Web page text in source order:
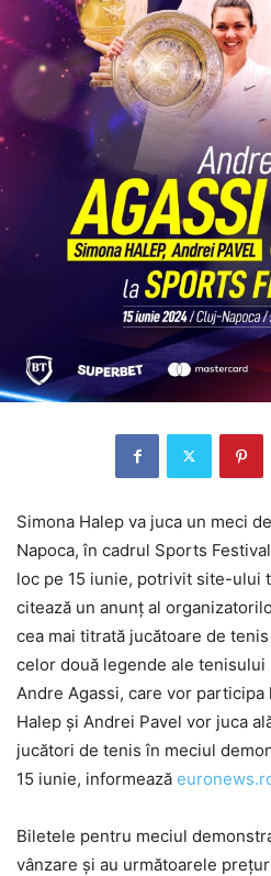
Simona Halep va juca un meci
Napoca, în cadrul Sports
loc pe 15 iunie, potrivit site-ului
citează un anunț al
cea mai titrată jucătoare de
celor două legende ale tenisului
Andre Agassi, care vor
Halep și Andrei Pavel vor juca
jucători de tenis în meciul
15 iunie, informează
Biletele pentru meciul
vânzare și au următoarele